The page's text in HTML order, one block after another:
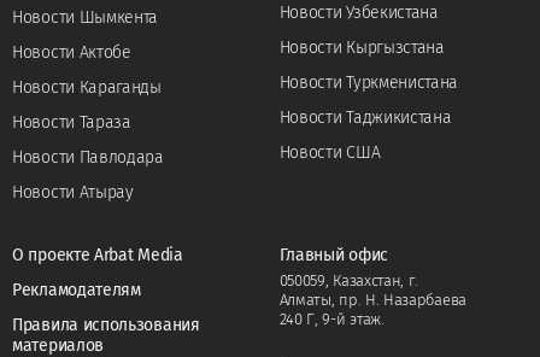
Новости Шымкента
Новости Актобе
Новости Караганды
Новости Тараза
Новости Павлодара
Новости Атырау
Новости Узбекистана
Новости Кыргызстана
Новости Туркменистана
Новости Таджикистана
Новости США
О проекте Arbat Media
Рекламодателям
Правила использования
материалов
Главный офис
050059, Казахстан, г.
Алматы, пр. Н. Назарбаева
240 Г, 9-й этаж.